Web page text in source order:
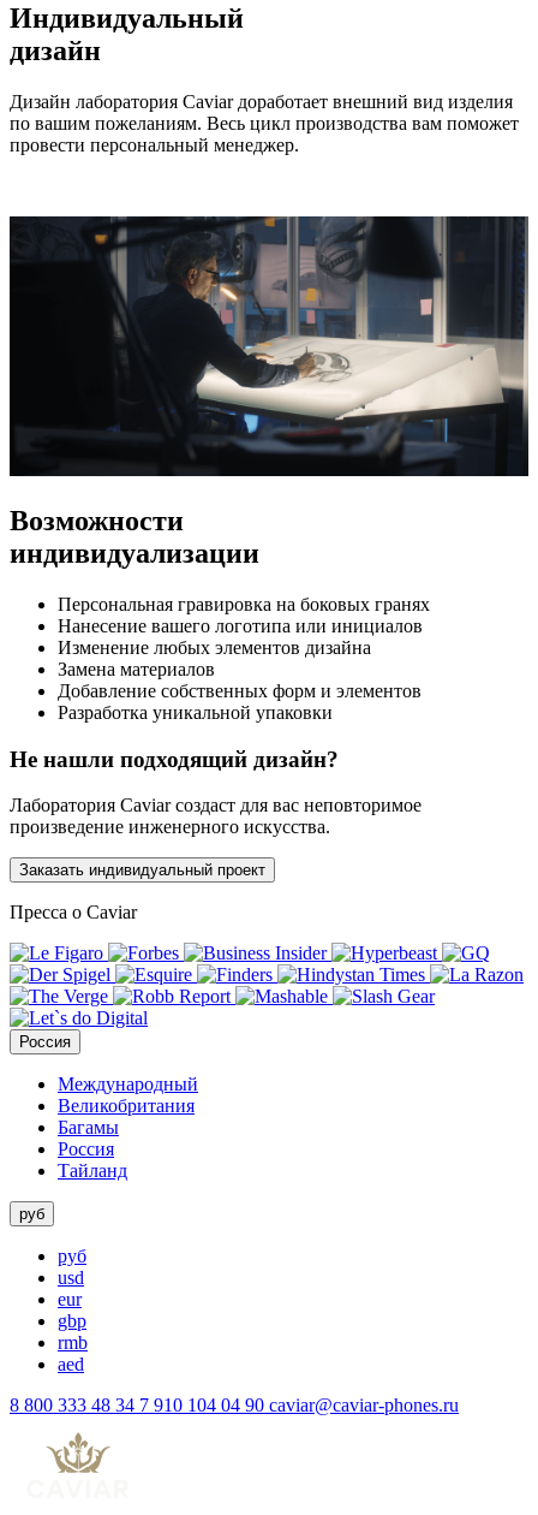
Индивидуальный
дизайн
Дизайн лаборатория Caviar доработает внешний вид изделия
по вашим пожеланиям. Весь цикл производства вам поможет
провести персональный менеджер.
Возможности
индивидуализации
Персональная гравировка на боковых гранях
Нанесение вашего логотипа или инициалов
Изменение любых элементов дизайна
Замена материалов
Добавление собственных форм и элементов
Разработка уникальной упаковки
Не нашли подходящий дизайн?
Лаборатория Caviar создаст для вас неповторимое
произведение инженерного искусства.
Заказать индивидуальный проект
Пресса о Caviar
Россия
Международный
Великобритания
Багамы
Россия
Тайланд
руб
руб
usd
eur
gbp
rmb
aed
8 800 333 48 34 7 910 104 04 90 caviar@caviar-phones.ru